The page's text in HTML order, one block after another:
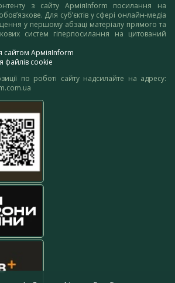
з сайту АрміяInform посилання на
обов’язкове. Для суб’єктів у сфері онлайн-медіа
у першому абзаці матеріалу прямого та
систем гіперпосилання на цитований
сайтом АрміяInform
файлів cookie
по роботі сайту надсилайте на адресу: